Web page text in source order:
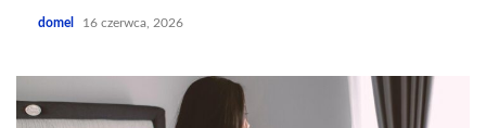
domel 16 czerwca, 2026